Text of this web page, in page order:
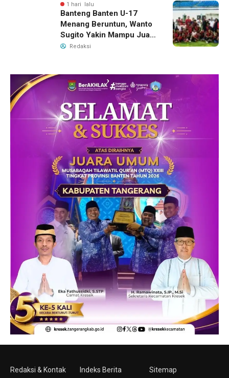
1 hari lalu
Banteng Banten U-17
Menang Beruntun, Wanto
Sugito Yakin Mampu Juara
Soekarno Cup 2026
Redaksi
Redaksi & Kontak
Indeks Berita
Sitemap